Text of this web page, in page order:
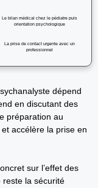
Le bilan médical chez le pédiatre puis
orientation psychologique
La prise de contact urgente avec un
professionnel
dépend
en discutant des
préparation au
accélère la prise en
sur l’effet des
reste la sécurité